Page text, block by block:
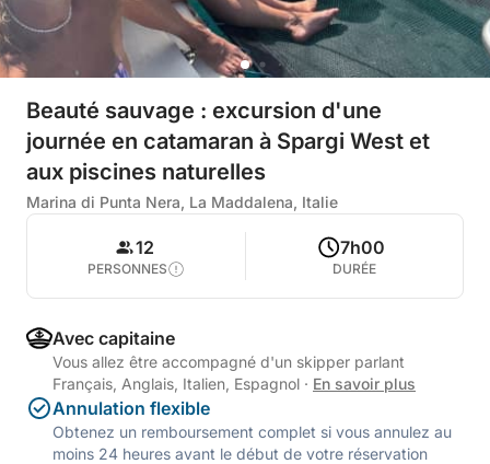
Beauté sauvage : excursion d'une
journée en catamaran à Spargi West et
aux piscines naturelles
Marina di Punta Nera, La Maddalena, Italie
12
PERSONNES
7h00
DURÉE
Avec capitaine
Vous allez être accompagné d'un skipper parlant
Français, Anglais, Italien, Espagnol · En savoir plus
Annulation flexible
Obtenez un remboursement complet si vous annulez au
moins 24 heures avant le début de votre réservation